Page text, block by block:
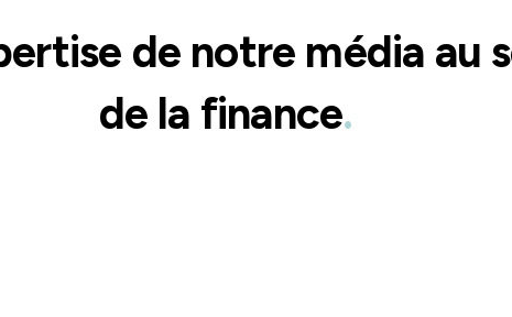
de notre média au
de la finance.